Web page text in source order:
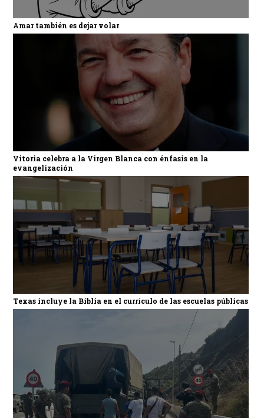
Amar también es dejar volar
Vitoria celebra a la Virgen Blanca con énfasis en la
evangelización
Texas incluye la Biblia en el currículo de las escuelas públicas